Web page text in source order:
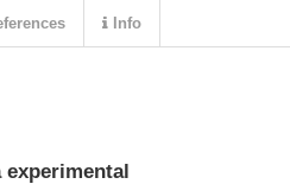
Info